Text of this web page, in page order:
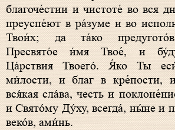
благоче́стии и чистоте́ во вся
преуспе́ют в ра́зуме и во
Твои́х; да та́ко
Пресвято́е и́мя Твое́, и
Ца́рствия Твоего́. Я́ко Ты
ми́лости, и благ в кре́пости,
вся́кая сла́ва, честь и
и Свято́му Ду́ху, всегда́, ны́не и
веко́в, ами́нь.